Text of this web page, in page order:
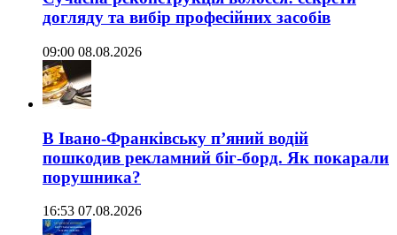
догляду та вибір професійних засобів
09:00 08.08.2026
В Івано-Франківську п’яний водій
пошкодив рекламний біг-борд. Як покарали
порушника?
16:53 07.08.2026